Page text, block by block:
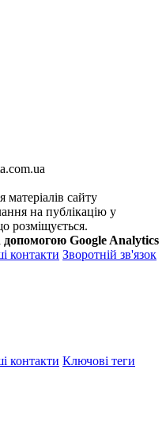
сайту
на публікацію у
розміщується.
допомогою Google Analytics
контакти Зворотній зв'язок
контакти Ключові теги